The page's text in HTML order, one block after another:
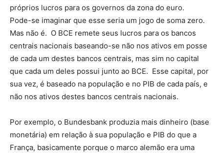
próprios lucros para os governos da zona do euro.
Pode-se imaginar que esse seria um jogo de soma zero.
Mas não é. O BCE remete seus lucros para os bancos
centrais nacionais baseando-se não nos ativos em posse
de cada um destes bancos centrais, mas sim no capital
que cada um deles possui junto ao BCE. Esse capital, por
sua vez, é baseado na população e no PIB de cada país, e
não nos ativos destes bancos centrais nacionais.
Por exemplo, o Bundesbank produzia mais dinheiro (base
monetária) em relação à sua população e PIB do que a
França, basicamente porque o marco alemão era uma